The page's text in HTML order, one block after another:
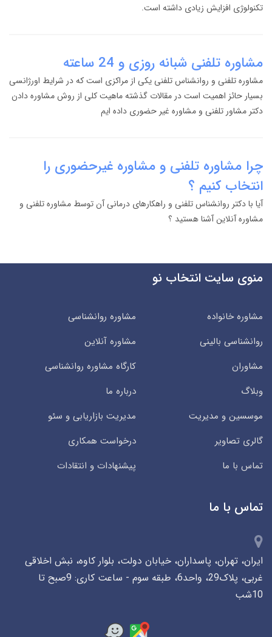
تکنولوژی افزایش زیادی داشته است.
مشاوره تلفنی شبانه روزی و 24 ساعته
مشاوره تلفنی و روانشناس تلفنی یکی از مراکزی است که در شرایط اورژانسی
بسیار حائز اهمیت است در مقالات گذشته ماهیت کلی از روش مشاوره دادن
دکتر مشاور تلفنی و مشاوره غیر حضوری داده ایم
چرا مشاوره تلفنی و مشاوره غیرحضوری را
انتخاب کنیم ؟
آیا با دکتر روانشناس تلفنی و راهکارهای درمانی آن توسط مشاوره تلفنی و
مشاوره آنلاین آشنا هستید ؟
منوی سایت انتخاب نو
مشاوره خانواده
مشاوره روانشناسی
روانشناسی بالینی
مشاوره آنلاین
مشاوران
کارگاه مشاوره روانشناسی
وبلاگ
درباره ما
موسسین و مدیریت
مدیریت بازاریابی و سئو
گالری تصاویر
درخواست همکاری
تماس با ما
پیشنهادات و انتقادات
تماس با ما
ایران، تهران، پاسداران، خیابان دولت، بلوار کاوه، نبش اخلاقی
غربی، پلاک29، واحد6، طبقه سوم - ساعت کاری: 9صبح تا
10شب